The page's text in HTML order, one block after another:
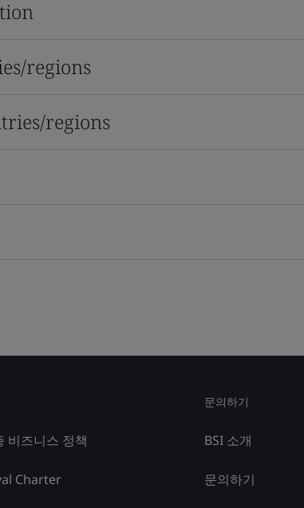
regions
regions
비즈니스 정책
Charter
문의하기
BSI 소개
문의하기